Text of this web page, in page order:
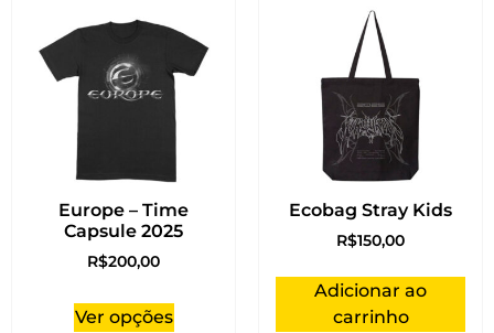
Europe – Time
Capsule 2025
R$200,00
Ver opções
Ecobag Stray Kids
R$150,00
Adicionar ao
carrinho